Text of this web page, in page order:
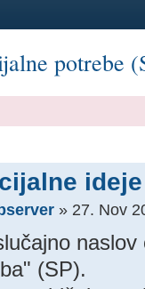
potrebe
» 27. Nov
(SP).